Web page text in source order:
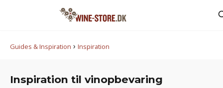
Guides & Inspiration › Inspiration
Inspiration til vinopbevaring